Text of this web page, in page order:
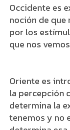
Occidente es
noción de
por los
que nos
Oriente es
la percepción
determina la
tenemos y no